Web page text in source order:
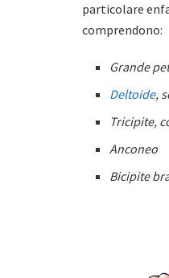
particolare
comprendono:
Grande
Deltoide,
Tricipite,
Anconeo
Bicipite